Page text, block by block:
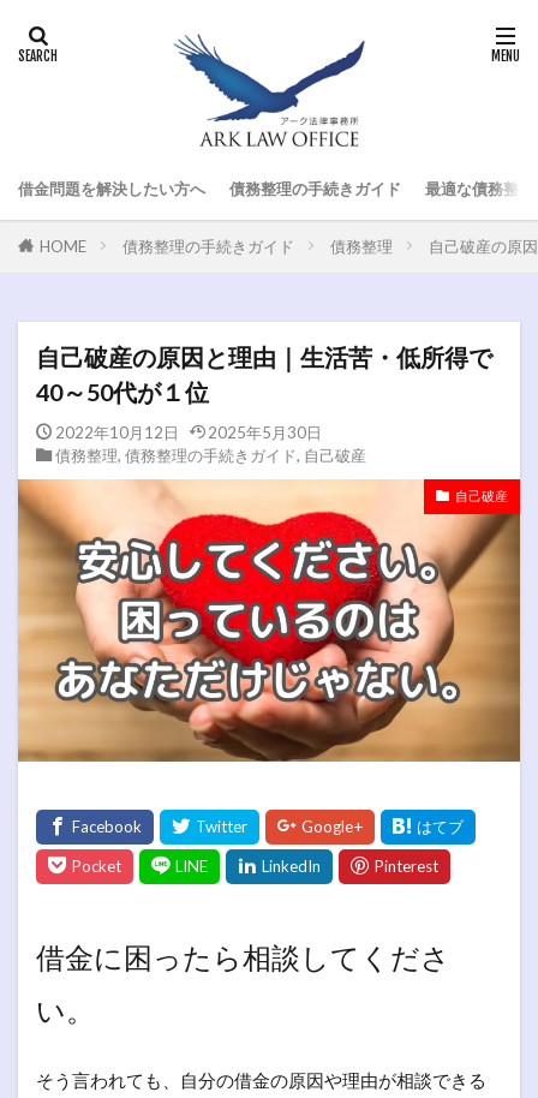
借金問題を解決したい方へ 債務整理の手続きガイド 最適な債務整
HOME 債務整理の手続きガイド 債務整理 自己破産の原
自己破産の原因と理由｜生活苦・低所得で
40～50代が１位
2022年10月12日
2025年5月30日
債務整理, 債務整理の手続きガイド, 自己破産
自己破産
借金に困ったら相談してくださ
い。
そう言われても、自分の借金の原因や理由が相談できる